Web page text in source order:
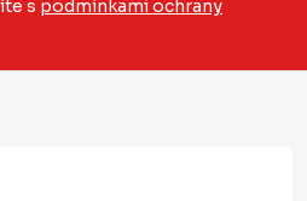
s podmínkami ochrany